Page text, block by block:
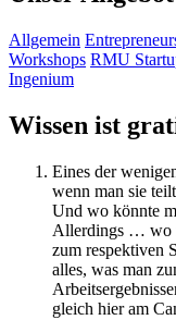
Allgemein
Workshops RMU
Ingenium
Wissen ist
Eines der
wenn man sie
Und wo könnte
Allerdings … wo
zum respektiven
alles, was man
gleich hier am